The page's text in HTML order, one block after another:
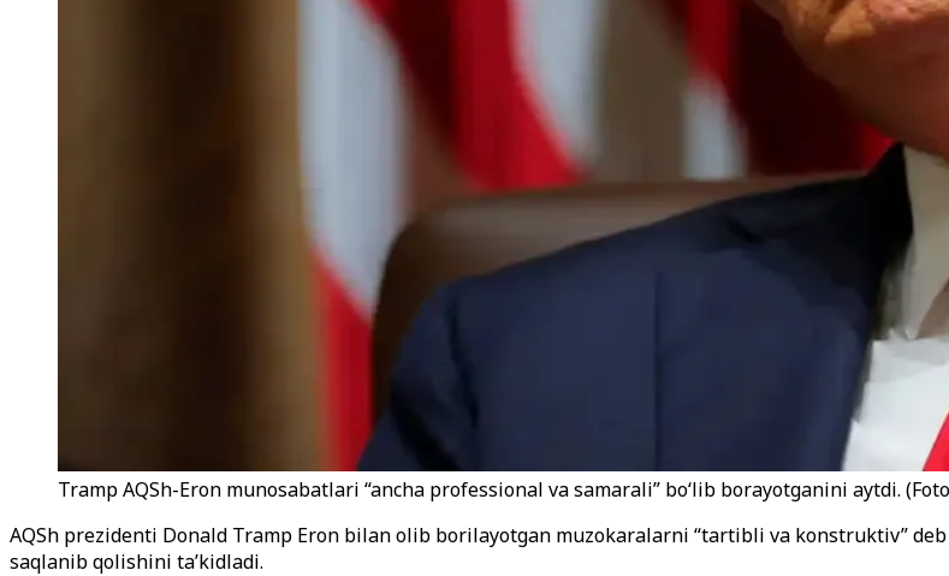
Tramp AQSh-Eron munosabatlari “ancha professional va samarali” bo‘lib borayotganini aytdi.
AQSh prezidenti Donald Tramp Eron bilan olib borilayotgan muzokaralarni “tartibli va konstruktiv”
saqlanib qolishini ta’kidladi.